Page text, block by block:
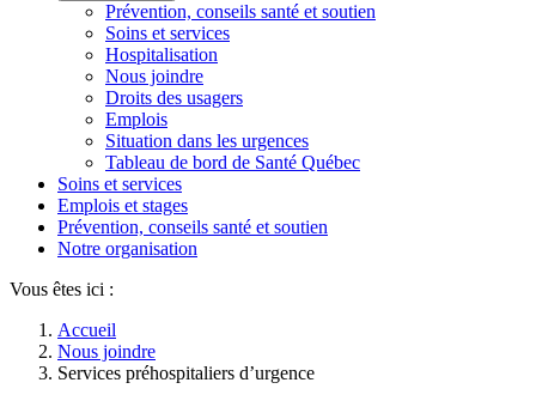
Prévention, conseils santé et soutien
Soins et services
Hospitalisation
Nous joindre
Droits des usagers
Emplois
Situation dans les urgences
Tableau de bord de Santé Québec
Soins et services
Emplois et stages
Prévention, conseils santé et soutien
Notre organisation
Vous êtes ici :
Accueil
Nous joindre
Services préhospitaliers d’urgence